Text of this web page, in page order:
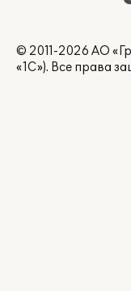
© 2011-2026 АО
«1С»). Все права